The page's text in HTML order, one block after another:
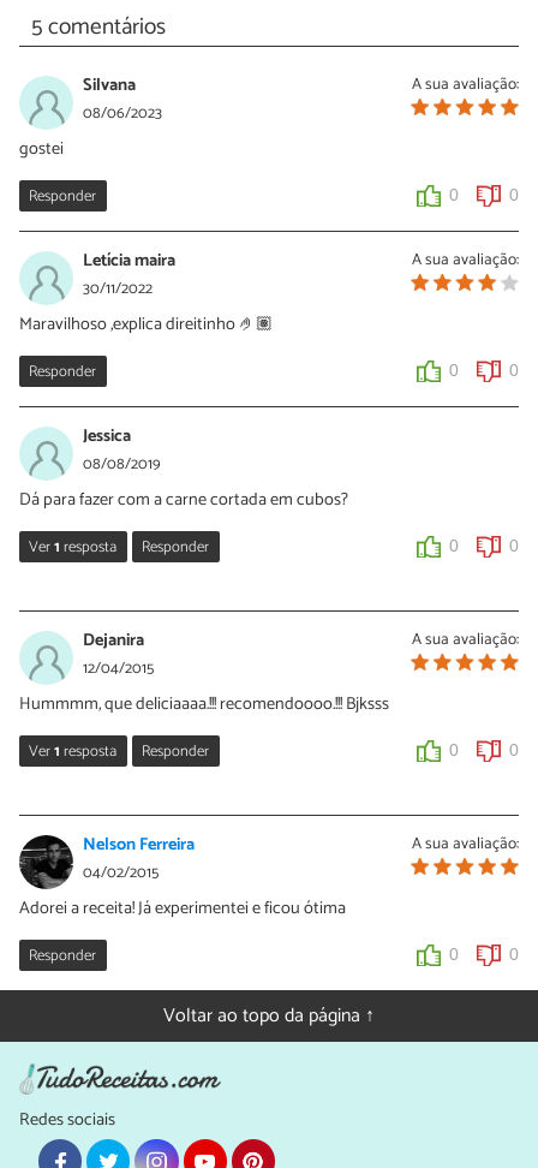
5 comentários
A sua avaliação:
Silvana
08/06/2023
gostei
Responder 0 0
A sua avaliação:
Letícia maira
30/11/2022
Maravilhoso ,explica direitinho 🤌🏽
Responder 0 0
Jessica
08/08/2019
Dá para fazer com a carne cortada em cubos?
Ver1resposta Responder 0 0
12/08/2019
Oi Jessica, dá sim! Depois suba foto da sua carne de panela pronta
🙂
A sua avaliação:
Dejanira
12/04/2015
Hummmm, que deliciaaaa.!!! recomendoooo.!!! Bjksss
Ver1resposta Responder 0 0
13/04/2015
Olá Dejanira, muito obrigado pelo seu comentário. Sabia que
também pode publicar as suas receitas no Tudo Receitas? Pode
fazê-lo através do seguinte link:
A sua avaliação:
Nelson Ferreira
04/02/2015
Adorei a receita! Já experimentei e ficou ótima
Responder 0 0
Voltar ao topo da página ↑
Redes sociais